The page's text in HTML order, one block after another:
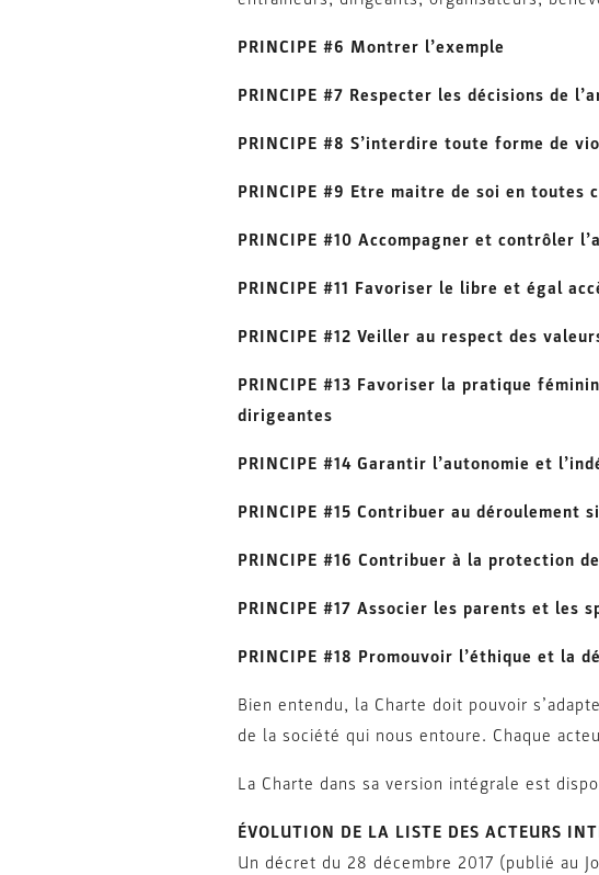
PRINCIPE #6 Montrer l’exemple
PRINCIPE #7 Respecter les décisions de
PRINCIPE #8 S’interdire toute forme de
PRINCIPE #9 Etre maitre de soi en toutes
PRINCIPE #10 Accompagner et contrôler
PRINCIPE #11 Favoriser le libre et égal
PRINCIPE #12 Veiller au respect des
PRINCIPE #13 Favoriser la pratique
dirigeantes
PRINCIPE #14 Garantir l’autonomie et
PRINCIPE #15 Contribuer au
PRINCIPE #16 Contribuer à la protection
PRINCIPE #17 Associer les parents et les
PRINCIPE #18 Promouvoir l’éthique et la
Bien entendu, la Charte doit pouvoir
de la société qui nous entoure. Chaque
La Charte dans sa version intégrale est
ÉVOLUTION DE LA LISTE DES ACTEURS
Un décret du 28 décembre 2017 (publié au